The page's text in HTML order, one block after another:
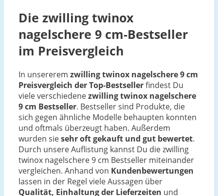
Die zwilling twinox
nagelschere 9 cm-Bestseller
im Preisvergleich
In unsererem zwilling twinox nagelschere 9 cm
Preisvergleich der Top-Bestsellerfindest Du
viele verschiedenezwilling twinox nagelschere
9 cm Bestseller. Bestseller sind Produkte, die
sich gegen ähnliche Modelle behaupten konnten
und oftmals überzeugt haben. Außerdem
wurden siesehr oft gekauft und gut bewertet.
Durch unsere Auflistung kannst Du die zwilling
twinox nagelschere 9 cm Bestseller miteinander
vergleichen. Anhand von Kundenbewertungen
lassen in der Regel viele Aussagen über
Qualität, Einhaltung der Lieferzeiten und